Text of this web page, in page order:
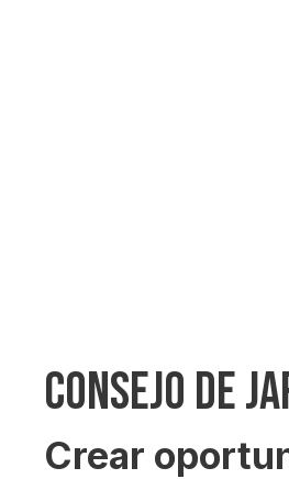
Consejo de
Crear